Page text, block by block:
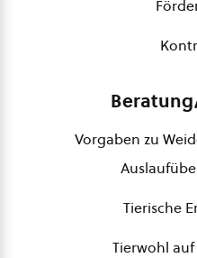
Vorgaben zu
Tierische
Tierwohl